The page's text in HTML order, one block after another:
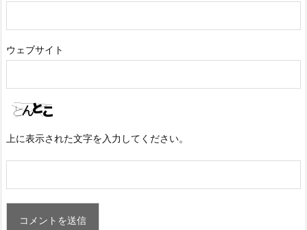
ウェブサイト
上に表示された文字を入力してください。